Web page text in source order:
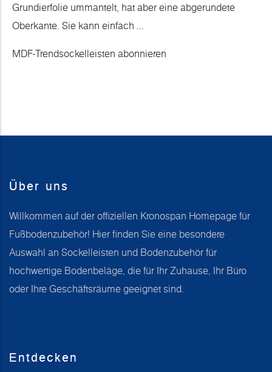
Grundierfolie ummantelt, hat aber eine abgerundete
Oberkante. Sie kann einfach ...
MDF-Trendsockelleisten abonnieren
Über uns
Willkommen auf der offiziellen Kronospan Homepage für
Fußbodenzubehör! Hier finden Sie eine besondere
Auswahl an Sockelleisten und Bodenzubehör für
hochwertige Bodenbeläge, die für Ihr Zuhause, Ihr Büro
oder Ihre Geschäftsräume geeignet sind.
Entdecken